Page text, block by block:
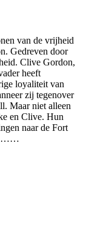
van de vrijheid
Gedreven door
Clive Gordon,
heeft
loyaliteit van
zij tegenover
Maar niet alleen
en Clive. Hun
naar de Fort